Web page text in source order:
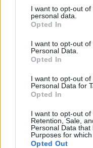
not limited to your visit
grant or deny consent
use your data for
consent section.
I want to opt-out
personal data.
Opted In
I want to opt-out
Personal Data.
Opted In
I want to opt-out
Personal Data for
Opted In
I want to opt-out of
Retention, Sale,
Personal Data
Purposes for
Opted Out
debutto